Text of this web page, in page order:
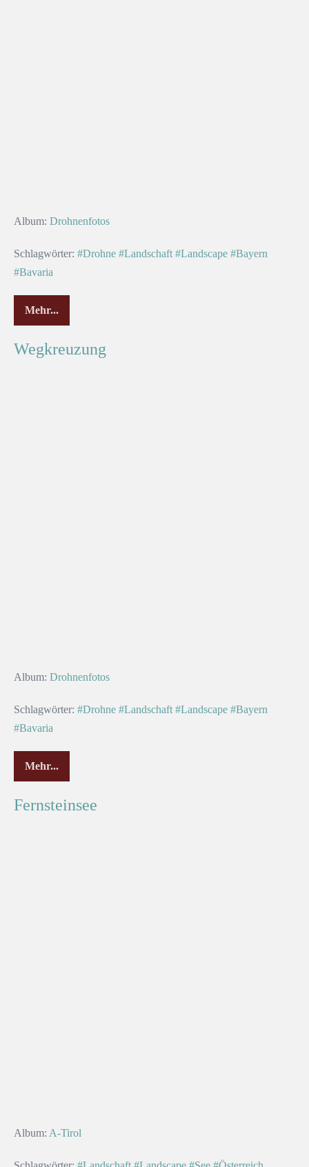
Album: Drohnenfotos
Schlagwörter: #Drohne #Landschaft #Landscape #Bayern
#Bavaria
Mehr...
Wegkreuzung
Album: Drohnenfotos
Schlagwörter: #Drohne #Landschaft #Landscape #Bayern
#Bavaria
Mehr...
Fernsteinsee
Album: A-Tirol